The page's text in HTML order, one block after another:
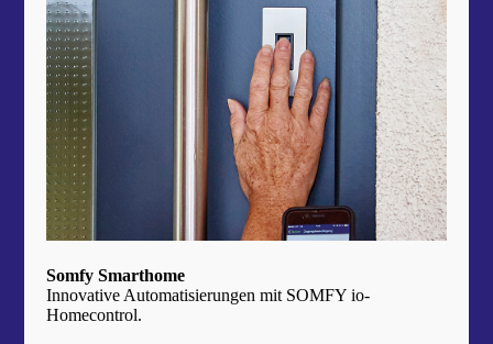
Somfy Smarthome
Innovative Automatisierungen mit SOMFY io-
Homecontrol.